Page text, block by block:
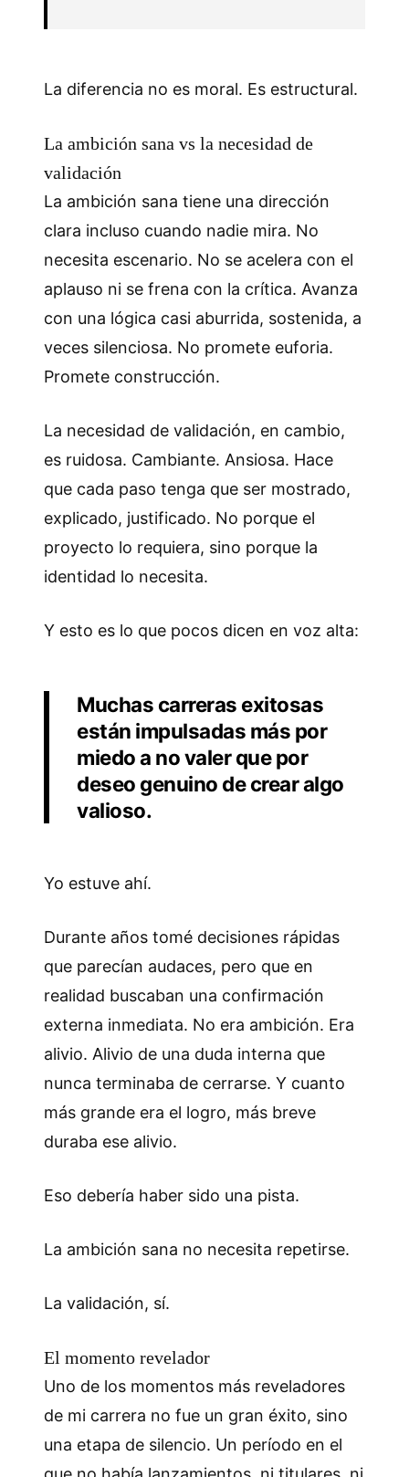
La diferencia no es moral. Es estructural.
La ambición sana vs la necesidad de
validación
La ambición sana tiene una dirección
clara incluso cuando nadie mira. No
necesita escenario. No se acelera con el
aplauso ni se frena con la crítica. Avanza
con una lógica casi aburrida, sostenida, a
veces silenciosa. No promete euforia.
Promete construcción.
La necesidad de validación, en cambio,
es ruidosa. Cambiante. Ansiosa. Hace
que cada paso tenga que ser mostrado,
explicado, justificado. No porque el
proyecto lo requiera, sino porque la
identidad lo necesita.
Y esto es lo que pocos dicen en voz alta:
Muchas carreras exitosas
están impulsadas más por
miedo a no valer que por
deseo genuino de crear algo
valioso.
Yo estuve ahí.
Durante años tomé decisiones rápidas
que parecían audaces, pero que en
realidad buscaban una confirmación
externa inmediata. No era ambición. Era
alivio. Alivio de una duda interna que
nunca terminaba de cerrarse. Y cuanto
más grande era el logro, más breve
duraba ese alivio.
Eso debería haber sido una pista.
La ambición sana no necesita repetirse.
La validación, sí.
El momento revelador
Uno de los momentos más reveladores
de mi carrera no fue un gran éxito, sino
una etapa de silencio. Un período en el